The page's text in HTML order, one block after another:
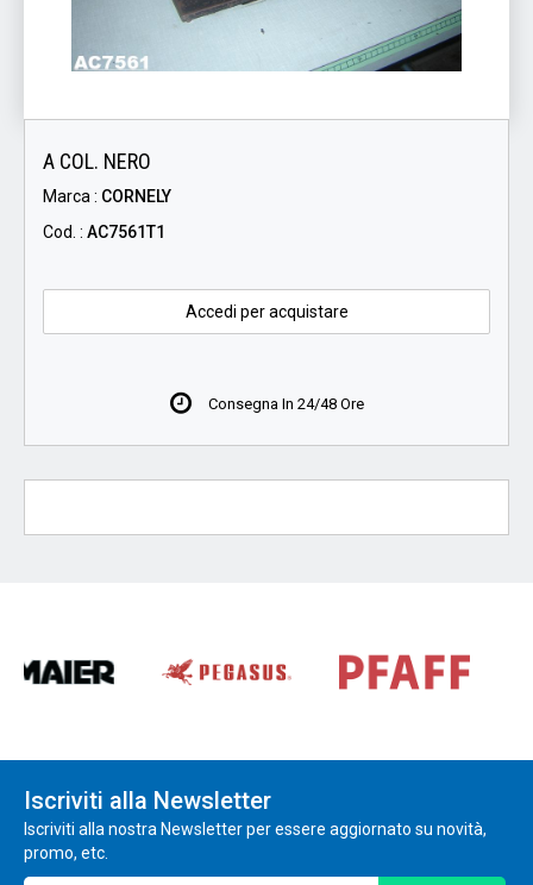
A COL. NERO
Marca : CORNELY
Cod. : AC7561T1
Accedi per acquistare
Consegna In 24/48 Ore
Iscriviti alla Newsletter
Iscriviti alla nostra Newsletter per essere aggiornato su novità,
promo, etc.